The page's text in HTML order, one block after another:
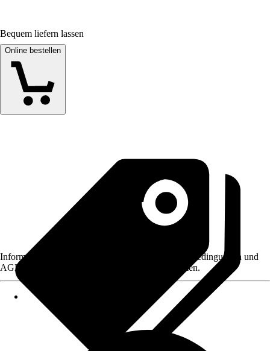
Bequem liefern lassen
Online bestellen
Informationen des Verkäufers, wie z. B. Rückgabebedingungen und
AGB, finden Sie bei Klick auf den Verkäufernamen.